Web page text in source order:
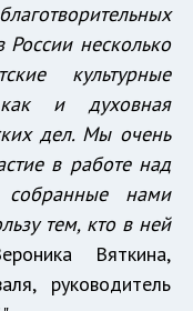
несколько
культурные
как и духовная
дел. Мы очень
в работе над
нами
тем, кто в ней
Вяткина,
руководитель